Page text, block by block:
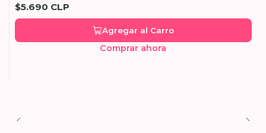
$5.690 CLP
Agregar al Carro
Comprar ahora